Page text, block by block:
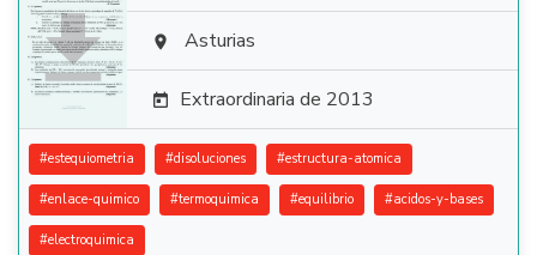
  Asturias
 Extraordinaria de 2013
#estequiometria #disoluciones #estructura-atomica
#enlace-quimico #termoquimica #equilibrio #acidos-y-bases
#electroquimica